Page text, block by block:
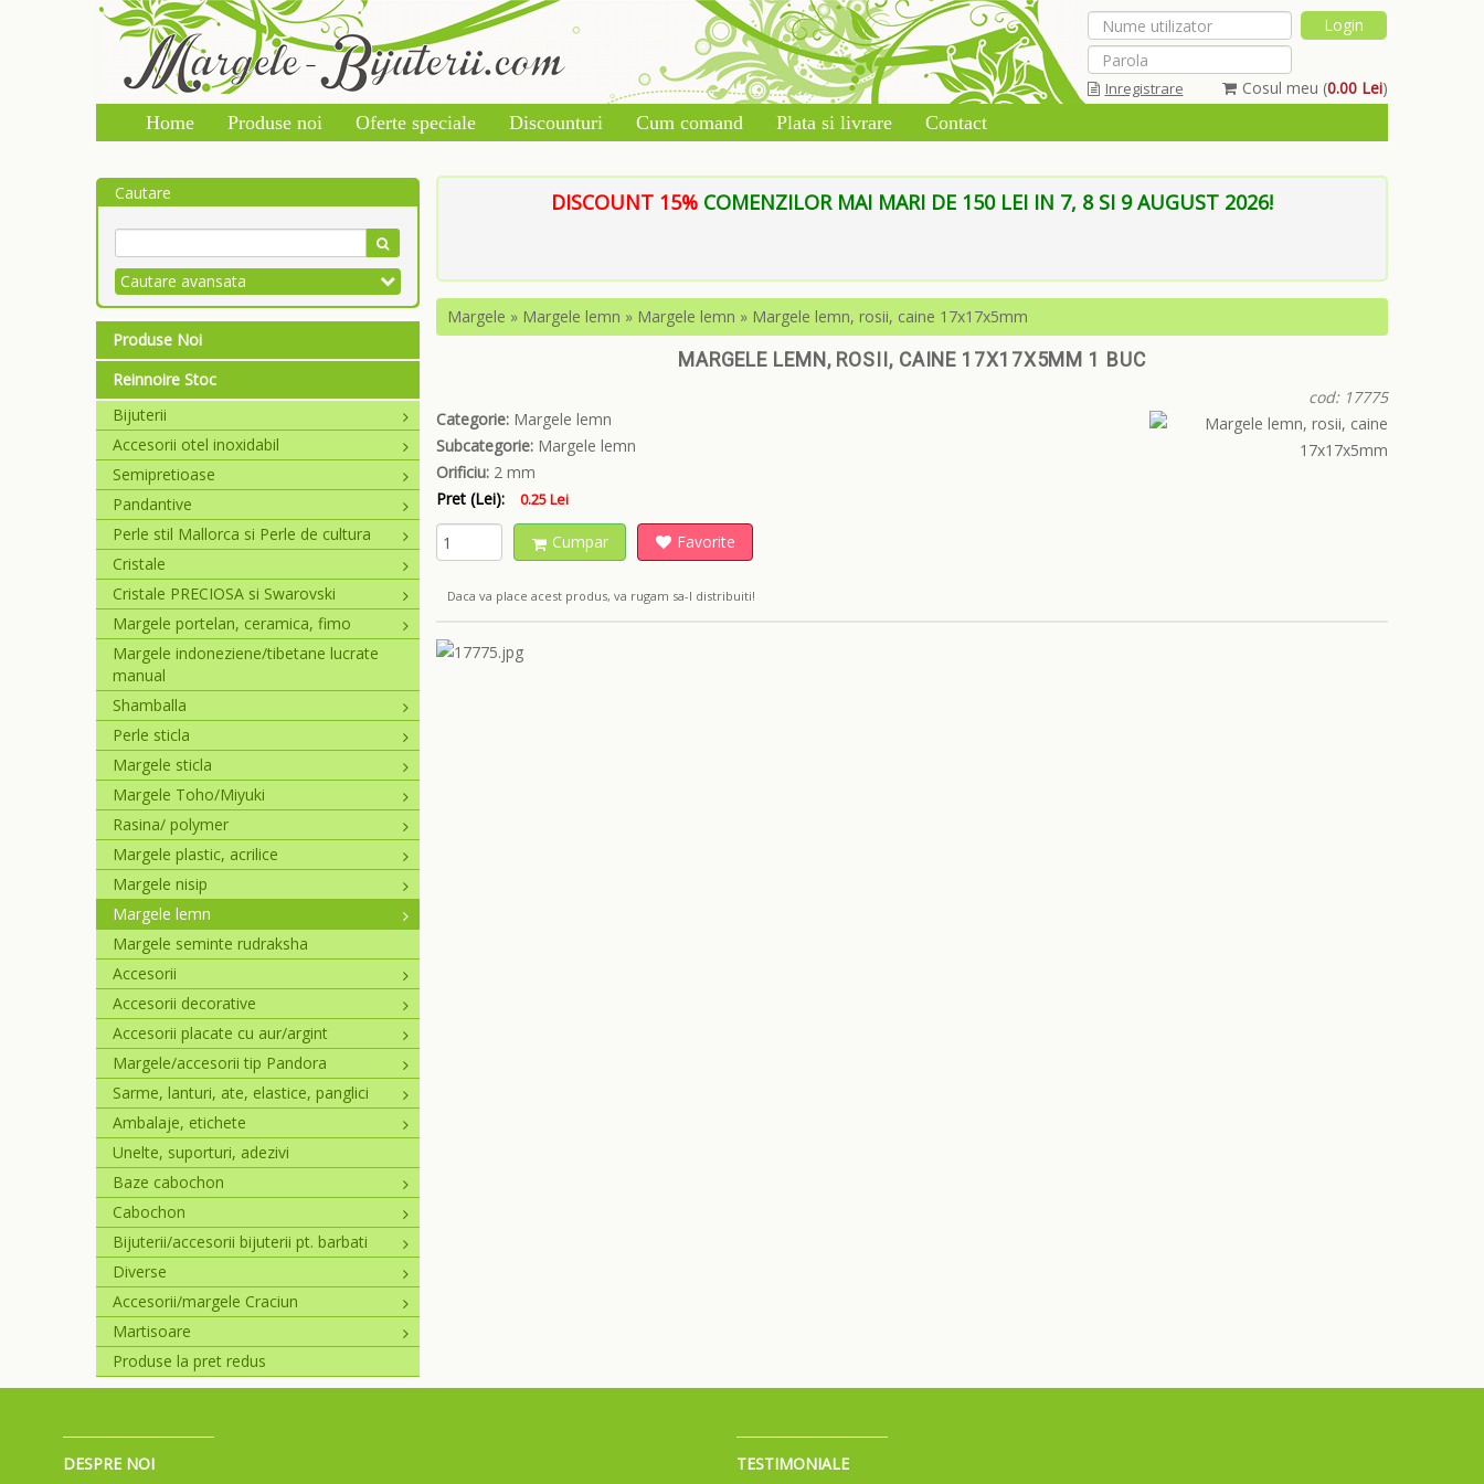
Cosul meu (0.00 Lei)
Inregistrare
Home Produse noi Oferte speciale Discounturi Cum comand Plata si livrare Contact
Cautare
Cautare avansata
Produse Noi
Reinnoire Stoc
Bijuterii
Accesorii otel inoxidabil
Semipretioase
Pandantive
Perle stil Mallorca si Perle de cultura
Cristale
Cristale PRECIOSA si Swarovski
Margele portelan, ceramica, fimo
Margele indoneziene/tibetane lucrate
manual
Shamballa
Perle sticla
Margele sticla
Margele Toho/Miyuki
Rasina/ polymer
Margele plastic, acrilice
Margele nisip
Margele lemn
Margele seminte rudraksha
Accesorii
Accesorii decorative
Accesorii placate cu aur/argint
Margele/accesorii tip Pandora
Sarme, lanturi, ate, elastice, panglici
Ambalaje, etichete
Unelte, suporturi, adezivi
Baze cabochon
Cabochon
Bijuterii/accesorii bijuterii pt. barbati
Diverse
Accesorii/margele Craciun
Martisoare
Produse la pret redus
DISCOUNT 15% COMENZILOR MAI MARI DE 150 LEI IN 7, 8 SI 9 AUGUST 2026!
Margele » Margele lemn » Margele lemn » Margele lemn, rosii, caine 17x17x5mm
MARGELE LEMN, ROSII, CAINE 17X17X5MM 1 BUC
Categorie:Margele lemn
Subcategorie:Margele lemn
Orificiu:2 mm
Pret (Lei):
0.25 Lei
Cumpar Favorite
Daca va place acest produs, va rugam sa-l distribuiti!
cod: 17775
DESPRE NOI TESTIMONIALE